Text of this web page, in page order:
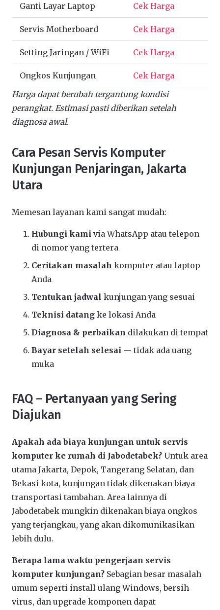
Ganti Layar Laptop Cek Harga
Servis Motherboard Cek Harga
Setting Jaringan / WiFi Cek Harga
Ongkos Kunjungan
Cek Harga
Harga dapat berubah tergantung kondisi
perangkat. Estimasi pasti diberikan setelah
diagnosa awal.
Cara Pesan Servis Komputer
Kunjungan Penjaringan, Jakarta
Utara
Memesan layanan kami sangat mudah:
Hubungi kami via WhatsApp atau telepon
di nomor yang tertera
Ceritakan masalah komputer atau laptop
Anda
Tentukan jadwal kunjungan yang sesuai
Teknisi datang ke lokasi Anda
Diagnosa & perbaikan dilakukan di tempat
Bayar setelah selesai — tidak ada uang
muka
FAQ – Pertanyaan yang Sering
Diajukan
Apakah ada biaya kunjungan untuk servis
komputer ke rumah di Jabodetabek? Untuk area
utama Jakarta, Depok, Tangerang Selatan, dan
Bekasi kota, kunjungan tidak dikenakan biaya
transportasi tambahan. Area lainnya di
Jabodetabek mungkin dikenakan biaya ongkos
yang terjangkau, yang akan dikomunikasikan
lebih dulu.
Berapa lama waktu pengerjaan servis
komputer kunjungan? Sebagian besar masalah
umum seperti install ulang Windows, bersih
virus, dan upgrade komponen dapat